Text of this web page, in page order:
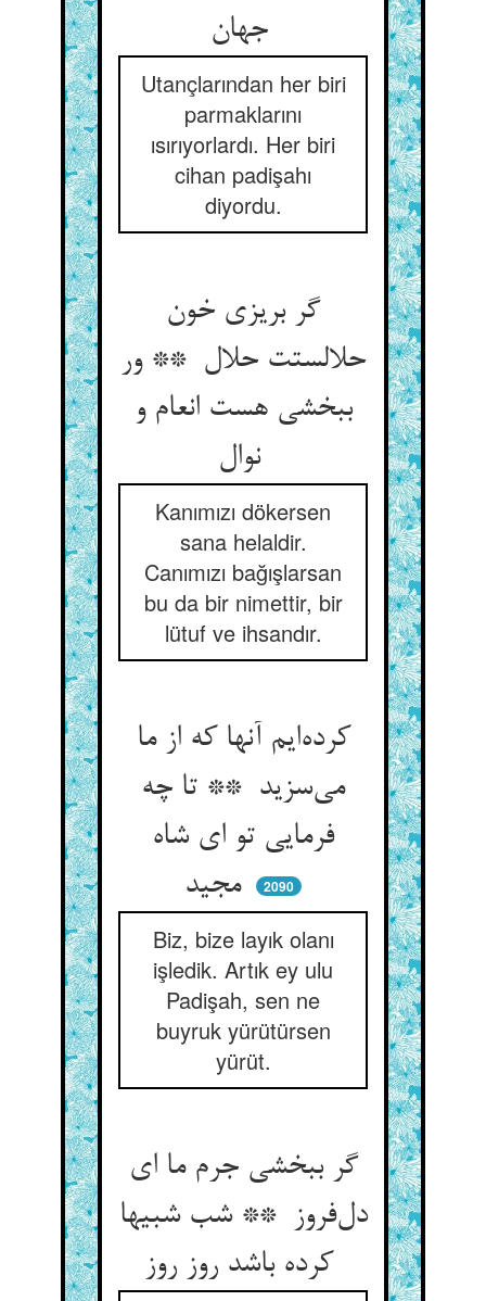
جهان
Utançlarından her biri
parmaklarını
ısırıyorlardı. Her biri
cihan padişahı
diyordu.
گر بریزی خون
حلالستت حلال ** ور
ببخشی هست انعام و
نوال
Kanımızı dökersen
sana helaldir.
Canımızı bağışlarsan
bu da bir nimettir, bir
lütuf ve ihsandır.
کرده‌ایم آنها که از ما
می‌سزید ** تا چه
فرمایی تو ای شاه
مجید
2090
Biz, bize layık olanı
işledik. Artık ey ulu
Padişah, sen ne
buyruk yürütürsen
yürüt.
گر ببخشی جرم ما ای
دل‌فروز ** شب شبیها